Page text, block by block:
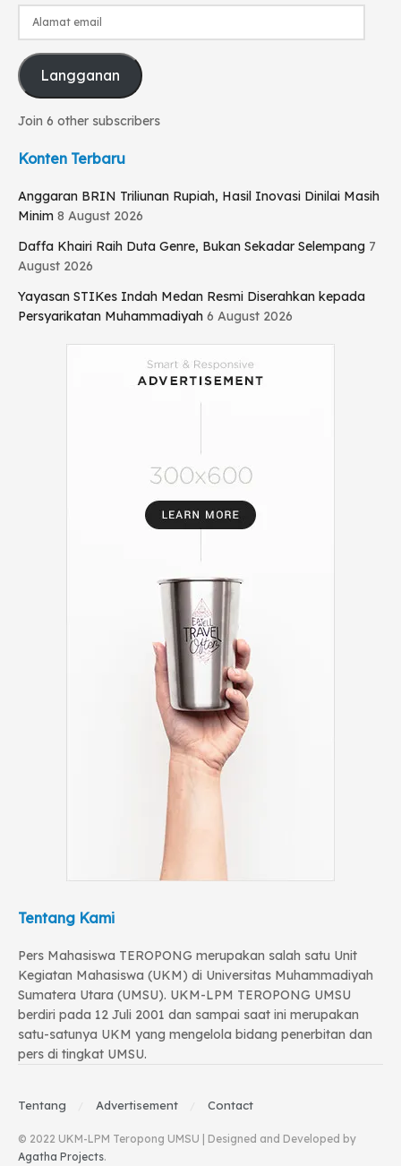
Alamat
Langganan
Join 6 other subscribers
Konten Terbaru
Anggaran BRIN Triliunan Rupiah, Hasil Inovasi Dinilai Masih
Minim 8 August 2026
Daffa Khairi Raih Duta Genre, Bukan Sekadar Selempang 7
August 2026
Yayasan STIKes Indah Medan Resmi Diserahkan kepada
Persyarikatan Muhammadiyah 6 August 2026
Tentang Kami
Pers Mahasiswa TEROPONG merupakan salah satu Unit
Kegiatan Mahasiswa (UKM) di Universitas Muhammadiyah
Sumatera Utara (UMSU). UKM-LPM TEROPONG UMSU
berdiri pada 12 Juli 2001 dan sampai saat ini merupakan
satu-satunya UKM yang mengelola bidang penerbitan dan
pers di tingkat UMSU.
Tentang Advertisement Contact
© 2022 UKM-LPM Teropong UMSU | Designed and Developed by
Agatha Projects.